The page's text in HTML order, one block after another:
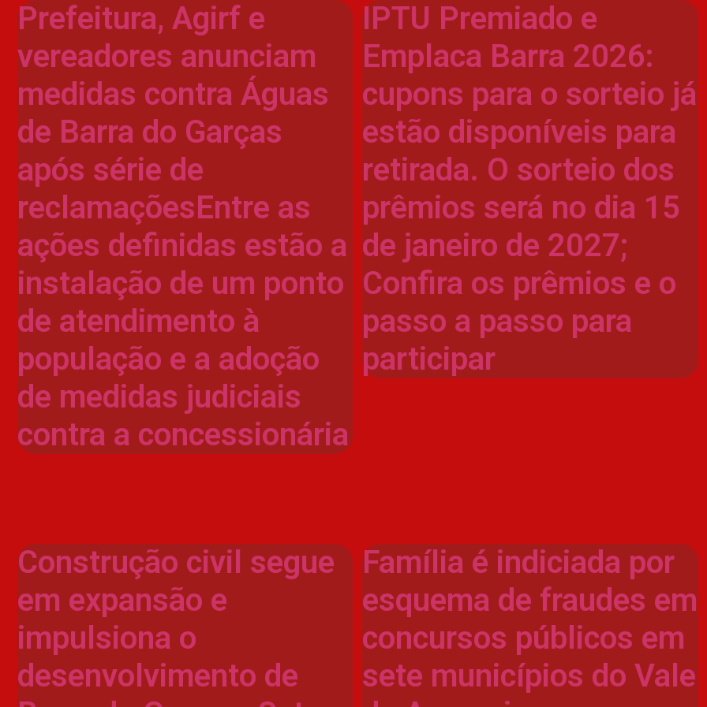
Prefeitura, Agirf e
vereadores anunciam
medidas contra Águas
de Barra do Garças
após série de
reclamaçõesEntre as
ações definidas estão a
instalação de um ponto
de atendimento à
população e a adoção
de medidas judiciais
contra a concessionária
IPTU Premiado e
Emplaca Barra 2026:
cupons para o sorteio já
estão disponíveis para
retirada. O sorteio dos
prêmios será no dia 15
de janeiro de 2027;
Confira os prêmios e o
passo a passo para
participar
Construção civil segue
em expansão e
impulsiona o
desenvolvimento de
Família é indiciada por
esquema de fraudes em
concursos públicos em
sete municípios do Vale